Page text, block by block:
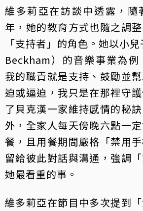
維多莉亞在訪談中透露，隨
年，她的教育方式也隨之調
「支持者」的角色。她以小
Beckham）的音樂事業為例
我的職責就是支持、鼓勵並
迫或逼迫，我只是在那裡守
了貝克漢一家維持感情的秘
外，全家人每天傍晚六點一
餐，且用餐期間嚴格「禁用
留給彼此對話與溝通，強調
她最看重的事。
維多莉亞在節目中多次提到